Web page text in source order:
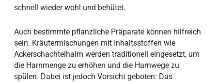
schnell wieder wohl und behütet.
Auch bestimmte pflanzliche Präparate können hilfreich
sein. Kräutermischungen mit Inhaltsstoffen wie
Ackerschachtelhalm werden traditionell eingesetzt, um
die Harnmenge zu erhöhen und die Harnwege zu
spülen. Dabei ist jedoch Vorsicht geboten: Das